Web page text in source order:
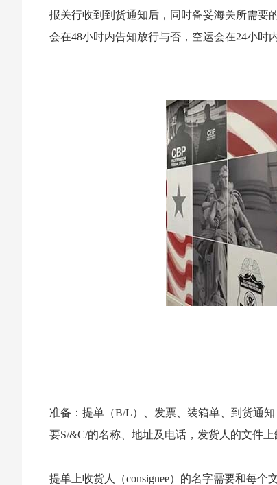
报关行收到到货通知后，同时备妥海关所需要
会在48小时内告知放行与否，空运会在24小时
准备：提单（B/L）、发票、装箱单、到货通
要S/&C/的名称、地址及电话，发货人的文件
提单上收货人（consignee）的名字需要和每